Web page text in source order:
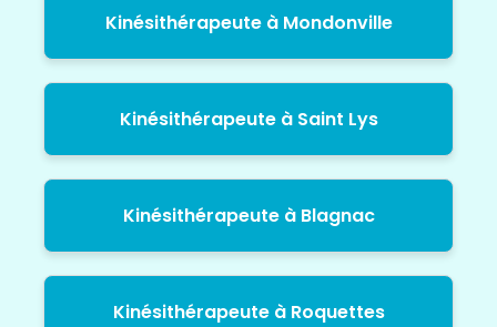
Kinésithérapeute à Mondonville
Kinésithérapeute à Saint Lys
Kinésithérapeute à Blagnac
Kinésithérapeute à Roquettes